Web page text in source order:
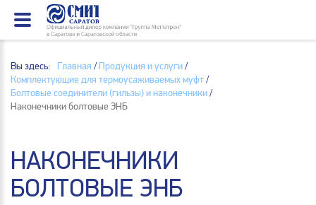
Вы здесь: Главная /Продукция и услуги/
Комплектующие для термоусаживаемых муфт/
Болтовые соединители (гильзы) и наконечники/
Наконечники болтовые ЭНБ
НАКОНЕЧНИКИ
БОЛТОВЫЕ ЭНБ